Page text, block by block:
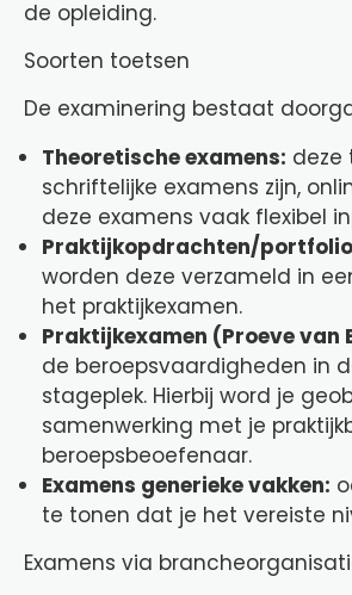
de opleiding.
Soorten toetsen
De examinering bestaat
Theoretische examens: deze
schriftelijke examens zijn,
deze examens vaak flexibel
Praktijkopdrachten/
worden deze verzameld in
het praktijkexamen.
Praktijkexamen (Proeve van
de beroepsvaardigheden in
stageplek. Hierbij word je
samenwerking met je
beroepsbeoefenaar.
Examens generieke vakken:
te tonen dat je het vereiste
Examens via